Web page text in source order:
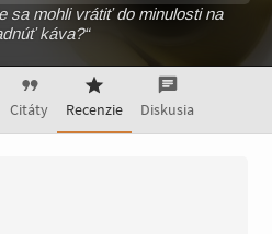
sa mohli vrátiť do minulosti na
káva?“
Citáty Recenzie Diskusia